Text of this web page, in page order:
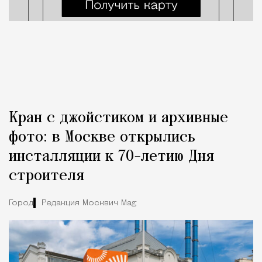
Кран с джойстиком и архивные
фото: в Москве открылись
инсталляции к 70-летию Дня
строителя
Город Редакция Москвич Mag